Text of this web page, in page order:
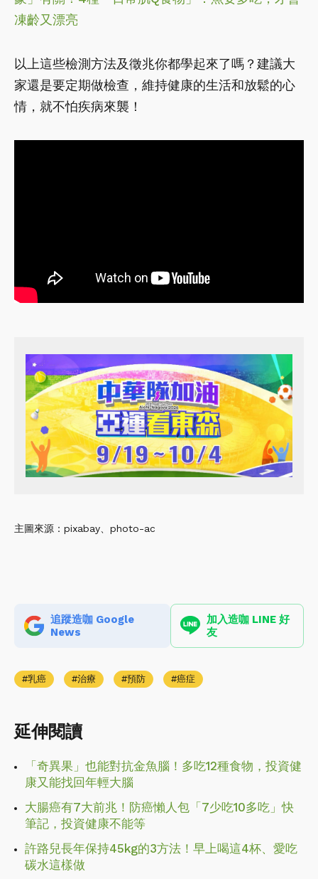
凍齡又漂亮
以上這些檢測方法及徵兆你都學起來了嗎？建議大
家還是要定期做檢查，維持健康的生活和放鬆的心
情，就不怕疾病來襲！
主圖來源：pixabay、photo-ac
追蹤造咖 Google
News
加入造咖 LINE 好
友
乳癌 治療 預防 癌症
延伸閱讀
「奇異果」也能對抗金魚腦！多吃12種食物，投資健
康又能找回年輕大腦
大腸癌有7大前兆！防癌懶人包「7少吃10多吃」快
筆記，投資健康不能等
許路兒長年保持45kg的3方法！早上喝這4杯、愛吃
碳水這樣做